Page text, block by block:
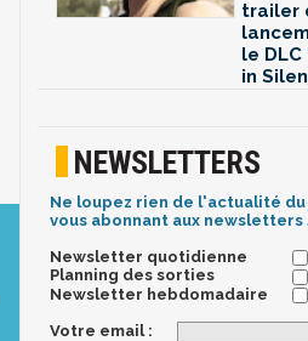
trailer
le
in
NEWSLETTERS
Ne loupez rien de l'actualité du
vous abonnant aux newsletters
Newsletter quotidienne
Planning des sorties
Newsletter hebdomadaire
Votre email :